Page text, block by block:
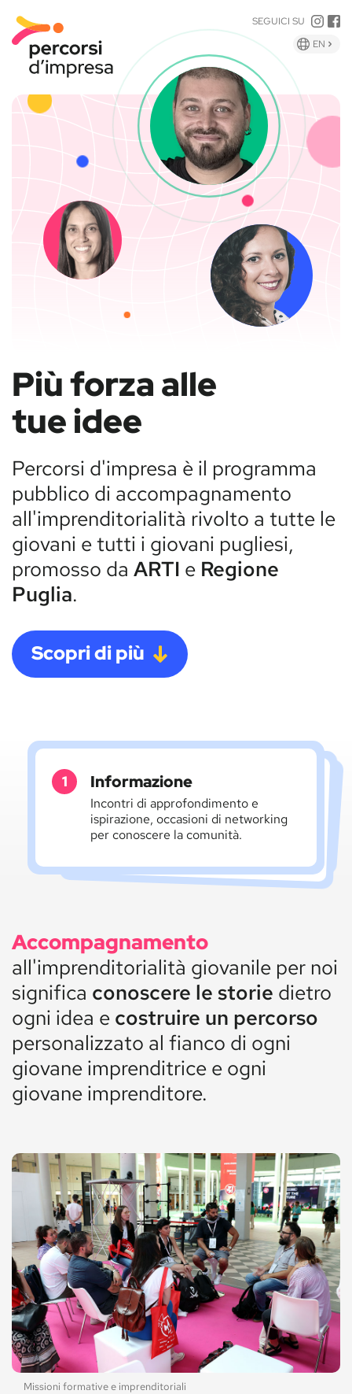
SEGUICI SU
EN GLISH
Più forza alle
tue idee
Percorsi d'impresa è il programma
pubblico di accompagnamento
all'imprenditorialità rivolto a tutte le
giovani e tutti i giovani pugliesi,
promosso da ARTI e Regione
Puglia.
Scopri di più
Informazione
Incontri di approfondimento e
ispirazione, occasioni di networking
per conoscere la comunità.
Consapevolezza
Attività per delineare le tue
potenzialità, per identificare i tuoi
fabbisogni e per mettere a fuoco la
Esperienza
Azioni per consolidare le tue
strategie e per accrescere le tue
competenze di gestione d'impresa.
Percorsi
d'impresa
Accompagnamento
all'imprenditorialità giovanile per noi
significa conoscere le storie dietro
ogni idea e costruire un percorso
personalizzato al fianco di ogni
giovane imprenditrice e ogni
giovane imprenditore.
Missioni formative e imprenditoriali